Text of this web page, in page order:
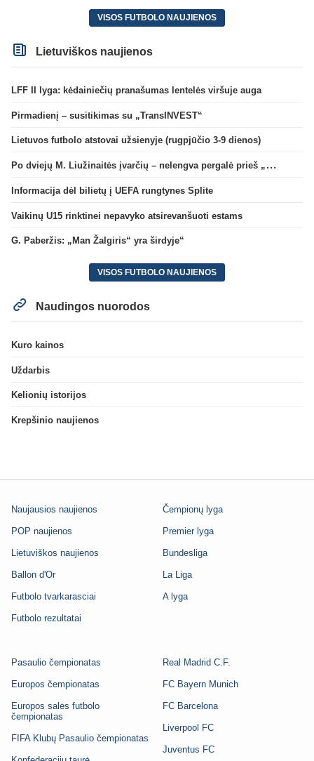
VISOS FUTBOLO NAUJIENOS
Lietuviškos naujienos
LFF II lyga: kėdainiečių pranašumas lentelės viršuje auga
Pirmadienį – susitikimas su „TransINVEST“
Lietuvos futbolo atstovai užsienyje (rugpjūčio 3-9 dienos)
Po dviejų M. Liužinaitės įvarčių – nelengva pergalė prieš „Bangą“
Informacija dėl bilietų į UEFA rungtynes Splite
Vaikinų U15 rinktinei nepavyko atsirevanšuoti estams
G. Paberžis: „Man Žalgiris“ yra širdyje“
VISOS FUTBOLO NAUJIENOS
Naudingos nuorodos
Kuro kainos
Uždarbis
Kelionių istorijos
Krepšinio naujienos
Naujausios naujienos
POP naujienos
Lietuviškos naujienos
Ballon d'Or
Futbolo tvarkarasciai
Futbolo rezultatai
Čempionų lyga
Premier lyga
Bundesliga
La Liga
A lyga
Pasaulio čempionatas
Europos čempionatas
Europos salės futbolo
čempionatas
FIFA Klubų Pasaulio čempionatas
Real Madrid C.F.
FC Bayern Munich
FC Barcelona
Liverpool FC
Juventus FC